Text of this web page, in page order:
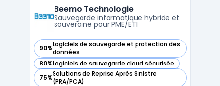
applications et les workloads virtualisés.
Avec des fonction ...
Beemo Technologie
Sauvegarde informatique hybride et
souveraine pour PME/ETI
90%Logiciels de sauvegarde et protection des
données
— voir Beemo Technologie dans cette catégorie
80%Logiciels de sauvegarde cloud sécurisée
— voir Beemo Technologie dans cette catégorie
75%Solutions de Reprise Après Sinistre
(PRA/PCA)
— voir Beemo Technologie dans cette catégorie